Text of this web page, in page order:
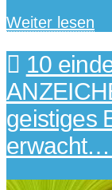
Weiter lesen
10
geistiges
erwacht…